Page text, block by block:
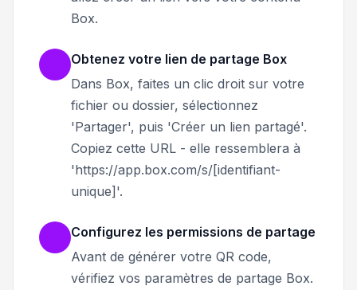
Box.
Obtenez votre lien de partage Box
Dans Box, faites un clic droit sur votre
fichier ou dossier, sélectionnez
'Partager', puis 'Créer un lien partagé'.
Copiez cette URL - elle ressemblera à
'https://app.box.com/s/[identifiant-
unique]'.
Configurez les permissions de partage
Avant de générer votre QR code,
vérifiez vos paramètres de partage Box.